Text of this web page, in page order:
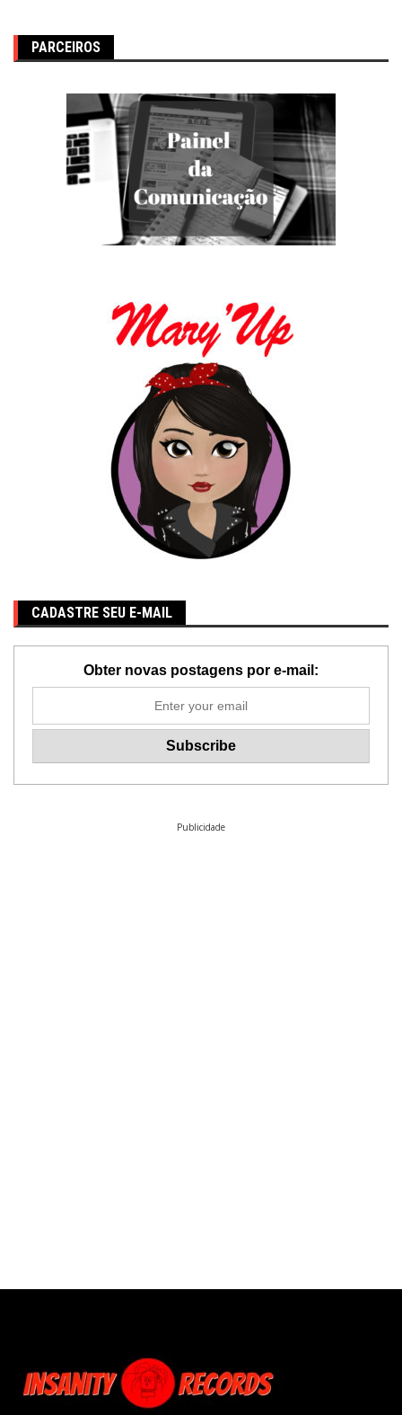
PARCEIROS
CADASTRE SEU E-MAIL
Obter novas postagens por e-mail:
Publicidade